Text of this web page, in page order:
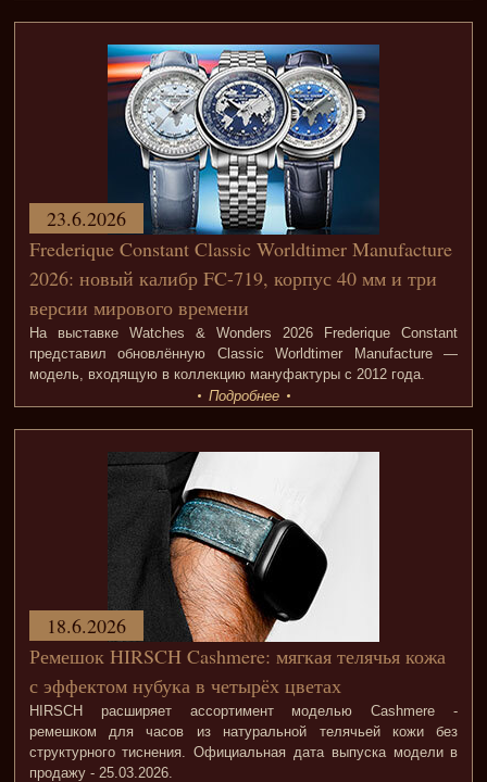
Frederique Constant Classic Worldtimer Manufacture
2026: новый калибр FC-719, корпус 40 мм и три
версии мирового времени
На выставке Watches & Wonders 2026 Frederique Constant
представил обновлённую Classic Worldtimer Manufacture —
модель, входящую в коллекцию мануфактуры с 2012 года.
23.6.2026
Подробнее
Ремешок HIRSCH Cashmere: мягкая телячья кожа
с эффектом нубука в четырёх цветах
HIRSCH расширяет ассортимент моделью Cashmere -
ремешком для часов из натуральной телячьей кожи без
структурного тиснения. Официальная дата выпуска модели в
продажу - 25.03.2026.
18.6.2026